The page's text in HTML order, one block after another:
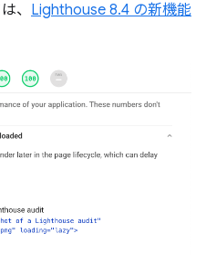
、 Lighthouse 8.4 の新機能